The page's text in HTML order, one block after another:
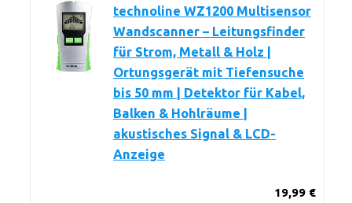
technoline WZ1200 Multisensor
Wandscanner – Leitungsfinder
für Strom, Metall & Holz |
Ortungsgerät mit Tiefensuche
bis 50 mm | Detektor für Kabel,
Balken & Hohlräume |
akustisches Signal & LCD-
Anzeige
19,99 €